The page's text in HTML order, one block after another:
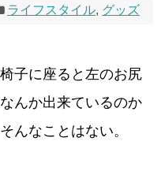
ライフスタイル, グッズ
子に座ると左のお尻
んか出来ているのか
んなことはない。